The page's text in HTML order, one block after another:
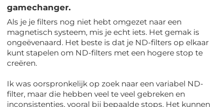
gamechanger.
Als je je filters nog niet hebt omgezet naar een
magnetisch systeem, mis je echt iets. Het gemak is
ongeëvenaard. Het beste is dat je ND-filters op elkaar
kunt stapelen om ND-filters met een hogere stop te
creëren.
Ik was oorspronkelijk op zoek naar een variabel ND-
filter, maar die hebben veel te veel gebreken en
inconsistenties, vooral bij bepaalde stops. Het kunnen